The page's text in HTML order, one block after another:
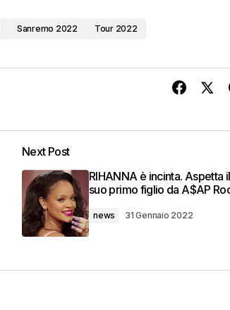
Sanremo 2022 Tour 2022
Next Post
RIHANNA è incinta. Aspetta il
suo primo figlio da A$AP
news 31 Gennaio 2022